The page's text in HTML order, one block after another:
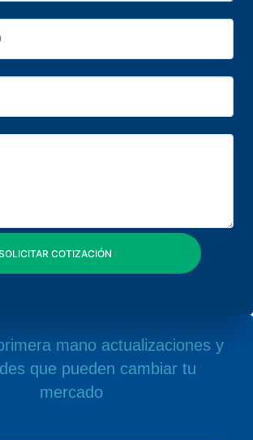
mano actualizaciones y
que pueden cambiar tu
mercado